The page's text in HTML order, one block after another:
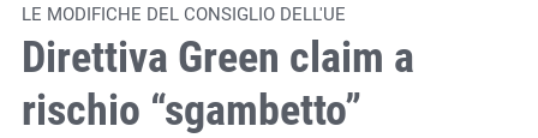
LE MODIFICHE DEL CONSIGLIO DELL'UE
Direttiva Green claim a
rischio “sgambetto”